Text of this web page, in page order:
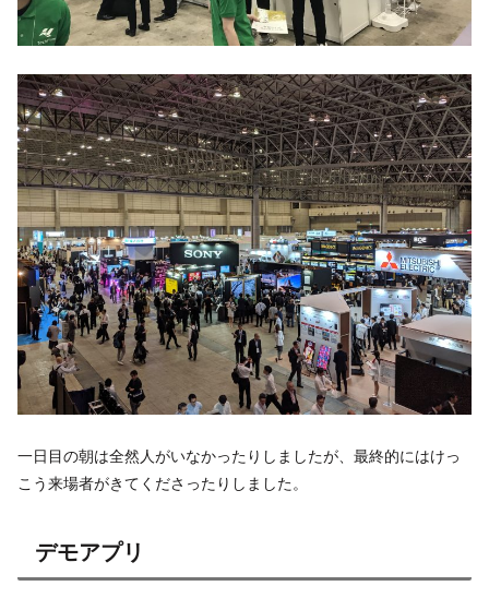
一日目の朝は全然人がいなかったりしましたが、最終的にはけっ
こう来場者がきてくださったりしました。
デモアプリ